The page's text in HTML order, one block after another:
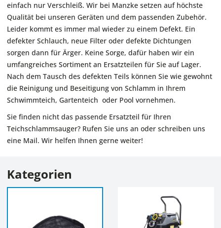
einfach nur Verschleiß. Wir bei Manzke setzen auf höchste
Qualität bei unseren Geräten und dem passenden Zubehör.
Leider kommt es immer mal wieder zu einem Defekt. Ein
defekter Schlauch, neue Filter oder defekte Dichtungen
sorgen dann für Ärger. Keine Sorge, dafür haben wir ein
umfangreiches Sortiment an Ersatzteilen für Sie auf Lager.
Nach dem Tausch des defekten Teils können Sie wie gewohnt
die Reinigung und Beseitigung von Schlamm in Ihrem
Schwimmteich, Gartenteich oder Pool vornehmen.
Sie finden nicht das passende Ersatzteil für Ihren
Teichschlammsauger? Rufen Sie uns an oder schreiben uns
eine Mail. Wir helfen Ihnen gerne weiter!
Kategorien